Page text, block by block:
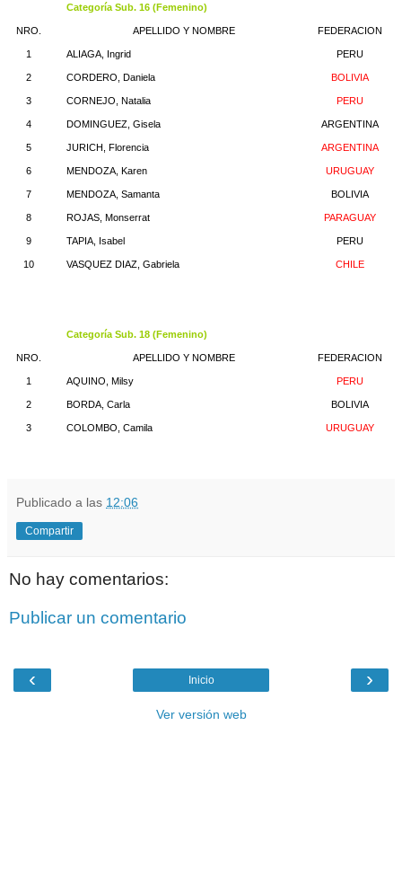
Categoría Sub. 16 (Femenino)
NRO. APELLIDO Y NOMBRE FEDERACION
1 ALIAGA, Ingrid PERU
2 CORDERO, Daniela BOLIVIA
3 CORNEJO, Natalia PERU
4 DOMINGUEZ, Gisela ARGENTINA
5 JURICH, Florencia ARGENTINA
6 MENDOZA, Karen URUGUAY
7 MENDOZA, Samanta BOLIVIA
8 ROJAS, Monserrat PARAGUAY
9 TAPIA, Isabel PERU
10 VASQUEZ DIAZ, Gabriela CHILE
Categoría Sub. 18 (Femenino)
NRO. APELLIDO Y NOMBRE FEDERACION
1 AQUINO, Milsy PERU
2 BORDA, Carla BOLIVIA
3 COLOMBO, Camila URUGUAY
Publicado a las 12:06
Compartir
No hay comentarios:
Publicar un comentario
‹ ›
Inicio
Ver versión web